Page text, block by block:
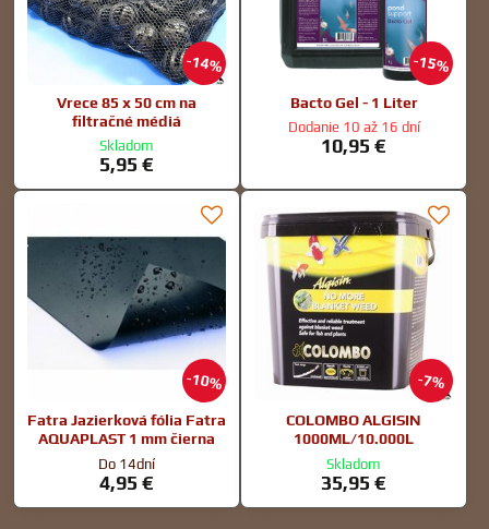
14%
Vrece 85 x 50 cm na
filtračné médiá
Skladom
5,95 €
15%
Bacto Gel - 1 Liter
Dodanie 10 až 16 dní
10,95 €
10%
Fatra Jazierková fólia Fatra
AQUAPLAST 1 mm čierna
Do 14dní
4,95 €
7%
COLOMBO ALGISIN
1000ML/10.000L
Skladom
35,95 €